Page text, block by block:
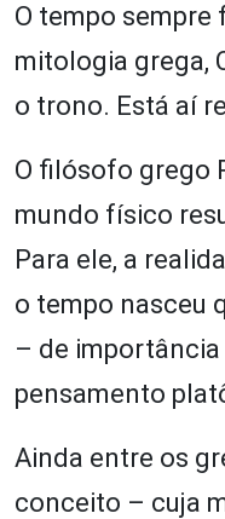
O tempo
mitologia grega,
o trono. Está aí
O filósofo grego
mundo físico
Para ele, a
o tempo nasceu
– de
pensamento
Ainda entre os
conceito – cuja